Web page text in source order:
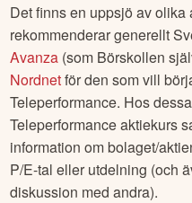
Det finns en uppsjö av olika
rekommenderar generellt
Avanza (som Börskollen
Nordnetför den som vill
Teleperformance. Hos
Teleperformanceaktiekurs
information om bolaget/
P/E-tal eller utdelning (och
diskussion med andra).